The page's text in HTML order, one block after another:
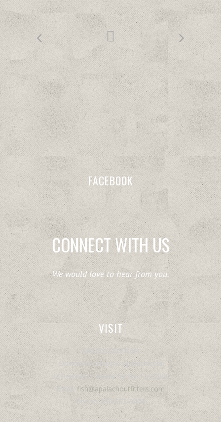
FACEBOOK
CONNECT WITH US
We would love to hear from you.
VISIT
Apalach Outfitters
Downtown Historic Apalachicola
32 Avenue D, Apalachicola, FL 32320
Email:fish@apalachoutfitters.com
Phone: 850-653-3474